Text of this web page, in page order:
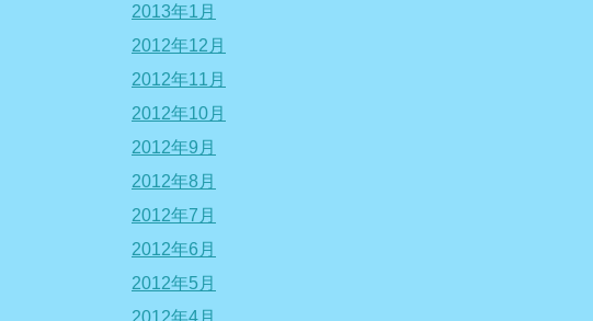
2013年1月
2012年12月
2012年11月
2012年10月
2012年9月
2012年8月
2012年7月
2012年6月
2012年5月
2012年4月